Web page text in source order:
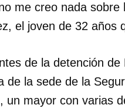
me creo nada
el joven de 32 años
de la detención
de la sede de la
un mayor con varias